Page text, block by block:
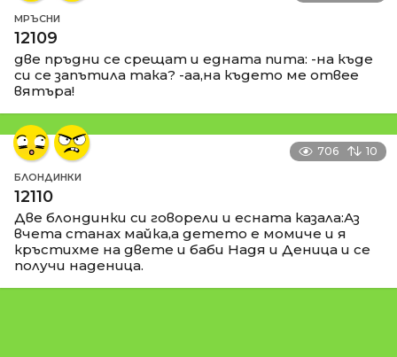
МРЪСНИ
12109
две пръдни се срещат и едната пита: -на къде
си се запътила така? -аа,на където ме отвее
вятъра!
706 10
БЛОНДИНКИ
12110
Две блондинки си говорели и есната казала:Аз
вчета станах майка,а детето е момиче и я
кръстихме на двете и баби Надя и Деница и се
получи наденица.